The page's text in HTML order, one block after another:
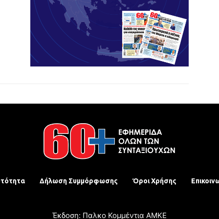
Δήλωση Συμμόρφωσης Όροι Χρήσης
Έκδοση: Παλκο Κομμέντια ΑΜΚΕ